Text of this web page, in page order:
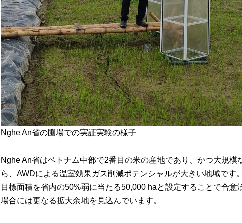
Nghe An省の圃場での実証実験の様子
Nghe An省はベトナム中部で2番目の米の産地であり、かつ大規
ら、AWDによる温室効果ガス削減ポテンシャルが大きい地域です。
目標面積を省内の50%弱に当たる50,000 haと設定することで合
場合には更なる拡大余地を見込んでいます。